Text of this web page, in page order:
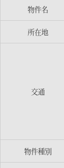
物件名
所在地
交通
物件種別